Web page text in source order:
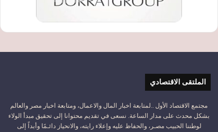
الملتقى الاقتصادي
مجتمع الاقتصاد الأول ..لمتابعة اخبار المال والاعمال، ومتابعة اخبار مصر والعالم
بشكل محدث على مدار الساعة. نسعى في تقديم محتوانا إلى تحقيق مبدأ الولاء
لوطننا الحبيب مصـر، والحفاظ عليه وإعلاء رايته، والانحياز دائـمًا وأبداً إلى